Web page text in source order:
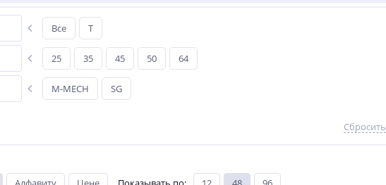
Все T
25 35 45 50 64
M-MECH SG
Сбросить